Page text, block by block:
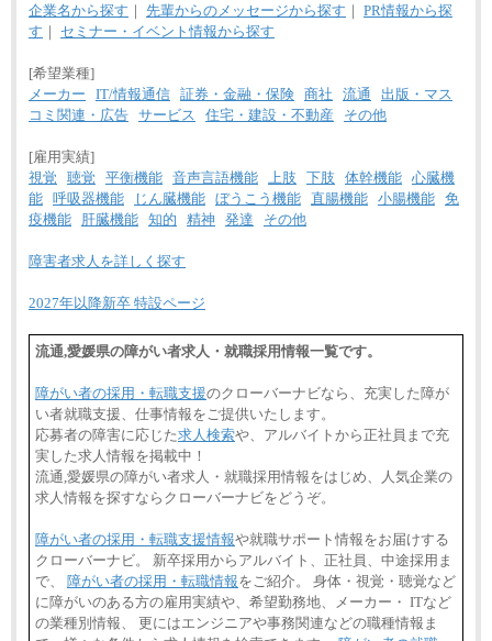
企業名から探す ｜ 先輩からのメッセージから探す ｜ PR情報から探
す ｜ セミナー・イベント情報から探す
[希望業種]
メーカー
IT/情報通信 証券・金融・保険 商社 流通
出版・マス
コミ関連・広告 サービス 住宅・建設・不動産 その他
[雇用実績]
視覚
聴覚 平衡機能 音声言語機能 上肢 下肢 体幹機能 心臓機
能 呼吸器機能 じん臓機能 ぼうこう機能 直腸機能 小腸機能 免
疫機能
肝臓機能 知的 精神 発達 その他
障害者求人を詳しく探す
2027年以降新卒 特設ページ
流通,愛媛県の障がい者求人・就職採用情報一覧です。
障がい者の採用・転職支援のクローバーナビなら、充実した障が
い者就職支援、仕事情報をご提供いたします。
応募者の障害に応じた求人検索や、アルバイトから正社員まで充
実した求人情報を掲載中！
流通,愛媛県の障がい者求人・就職採用情報をはじめ、人気企業の
求人情報を探すならクローバーナビをどうぞ。
障がい者の採用・転職支援情報や就職サポート情報をお届けする
クローバーナビ。 新卒採用からアルバイト、正社員、中途採用ま
で、 障がい者の採用・転職情報をご紹介。 身体・視覚・聴覚など
に障がいのある方の雇用実績や、希望勤務地、メーカー・ ITなど
の業種別情報、 更にはエンジニアや事務関連などの職種情報ま